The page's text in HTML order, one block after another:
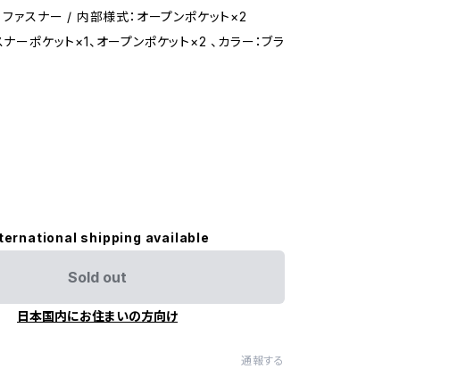
ファスナー / 内部様式：オープンポケット×2
ーポケット×1、オープンポケット×2 、カラー：ブラ
shipping available
Sold out
日本国内にお住まいの方向け
通報する